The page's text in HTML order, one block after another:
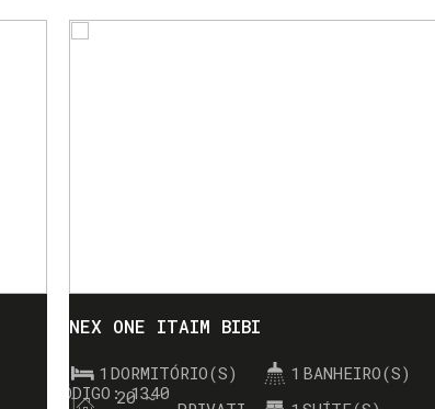
1340
NEX ONE ITAIM BIBI
1 DORMITÓRIO(S) 1 BANHEIRO(S)
20 ~